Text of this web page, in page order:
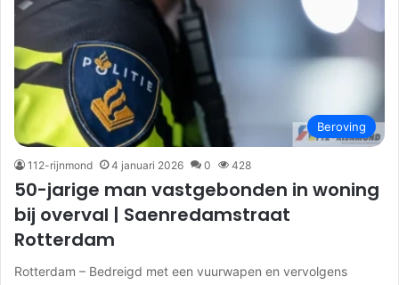
Beroving
112-rijnmond 4 januari 2026 0 428
50-jarige man vastgebonden in woning
bij overval | Saenredamstraat
Rotterdam
Rotterdam – Bedreigd met een vuurwapen en vervolgens